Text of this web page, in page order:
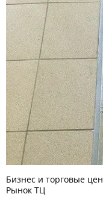
Бизнес и торговые
Рынок ТЦ